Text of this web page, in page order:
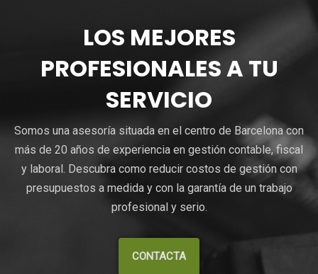
LOS MEJORES
PROFESIONALES A TU
SERVICIO
Somos una asesoría situada en el centro de Barcelona con
más de 20 años de experiencia en gestión contable, fiscal
y laboral. Descubra como reducir costos de gestión con
presupuestos a medida y con la garantía de un trabajo
profesional y serio.
CONTACTA